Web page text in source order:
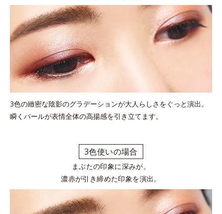
3色の緻密な陰影のグラデーションが大人らしさをぐっと演出。
瞬くパールが表情全体の高揚感を引き立てます。
3色使いの場合
まぶたの印象に深みが。
濃赤が引き締めた印象を演出。